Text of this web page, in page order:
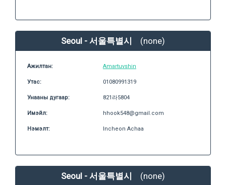
Seoul - 서울특별시 (none)
Ажилтан: Amartuvshin
Утас: 01080991319
Унааны дугаар: 821라5804
Имэйл: hhook548@gmail.com
Нэмэлт: Incheon Achaa
Seoul - 서울특별시 (none)